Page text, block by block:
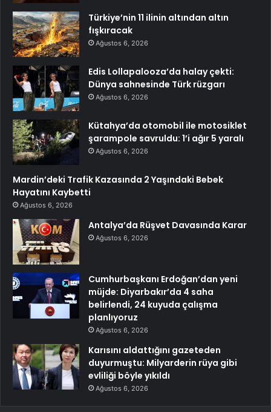
Türkiye’nin 11 ilinin altından altın
fışkıracak
Ağustos 6, 2026
Edis Lollapalooza’da halay çekti:
Dünya sahnesinde Türk rüzgarı
Ağustos 6, 2026
Kütahya’da otomobil ile motosiklet
şarampole savruldu: 1’i ağır 5 yaralı
Ağustos 6, 2026
Mardin’deki Trafik Kazasında 2 Yaşındaki Bebek
Hayatını Kaybetti
Ağustos 6, 2026
Antalya’da Rüşvet Davasında Karar
Ağustos 6, 2026
Cumhurbaşkanı Erdoğan’dan yeni
müjde: Diyarbakır’da 4 saha
belirlendi, 24 kuyuda çalışma
planlıyoruz
Ağustos 6, 2026
Karısını aldattığını gazeteden
duyurmuştu: Milyarderin rüya gibi
evliliği böyle yıkıldı
Ağustos 6, 2026